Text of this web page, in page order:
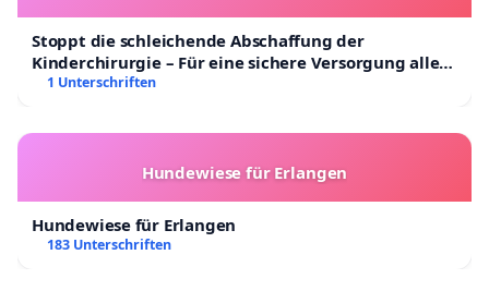
Stoppt die schleichende Abschaffung der
Kinderchirurgie – Für eine sichere Versorgung aller
Kinder in Deutschland
1 Unterschriften
Hundewiese für Erlangen
Hundewiese für Erlangen
183 Unterschriften